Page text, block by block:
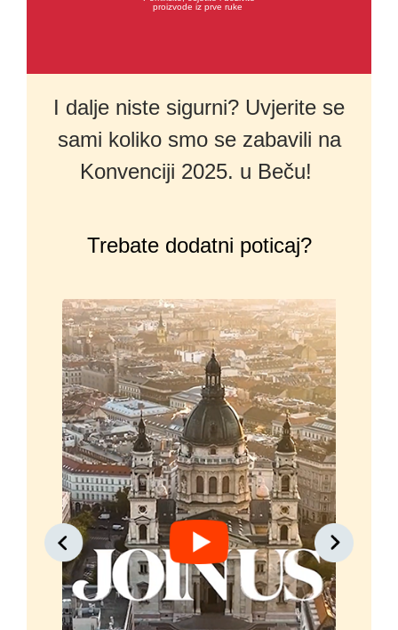
proizvode iz prve ruke
I dalje niste sigurni? Uvjerite se
sami koliko smo se zabavili na
Konvenciji 2025. u Beču!
Trebate dodatni poticaj?